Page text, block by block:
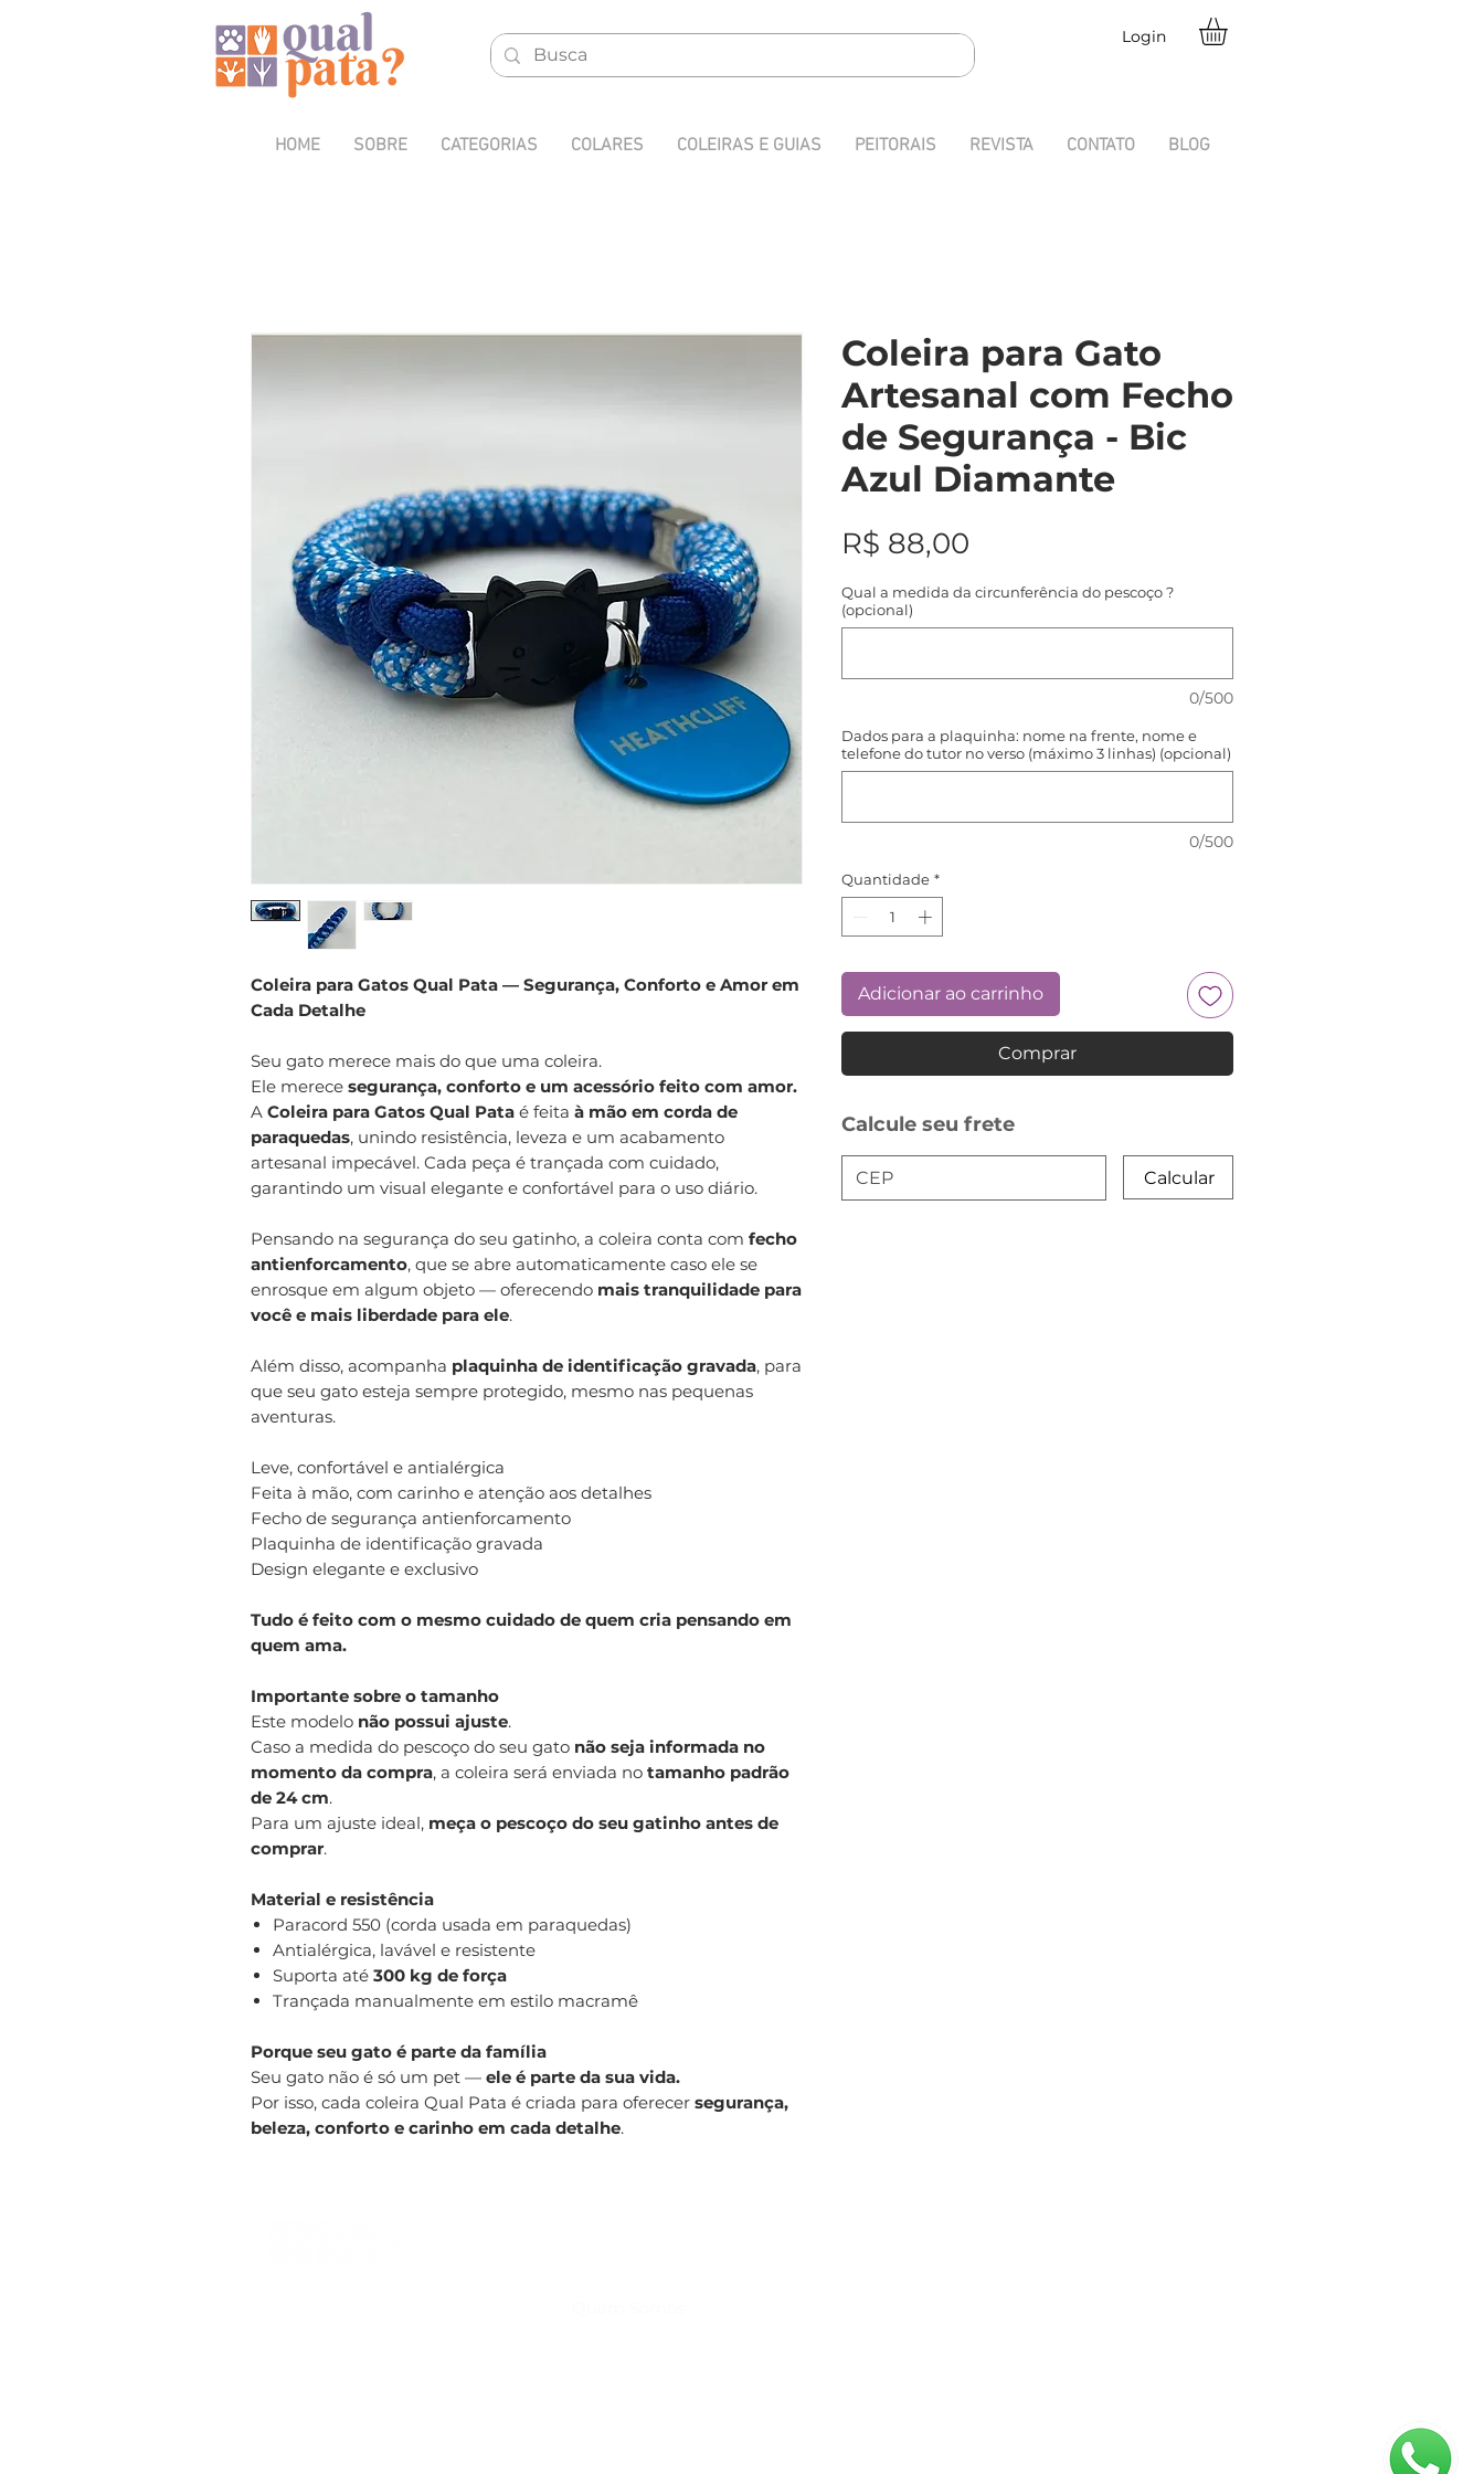
Login
HOME SOBRE CATEGORIAS COLARES COLEIRAS E GUIAS PEITORAIS REVISTA CONTATO BLOG
Coleira para Gatos Qual Pata — Segurança, Conforto e Amor em
Cada Detalhe
Seu gato merece mais do que uma coleira.
Ele merece segurança, conforto e um acessório feito com amor.
A Coleira para Gatos Qual Pata é feita à mão em corda de
paraquedas, unindo resistência, leveza e um acabamento
artesanal impecável. Cada peça é trançada com cuidado,
garantindo um visual elegante e confortável para o uso diário.
Pensando na segurança do seu gatinho, a coleira conta com fecho
antienforcamento, que se abre automaticamente caso ele se
enrosque em algum objeto — oferecendo mais tranquilidade para
você e mais liberdade para ele.
Além disso, acompanha plaquinha de identificação gravada, para
que seu gato esteja sempre protegido, mesmo nas pequenas
aventuras.
Leve, confortável e antialérgica
Feita à mão, com carinho e atenção aos detalhes
Fecho de segurança antienforcamento
Plaquinha de identificação gravada
Design elegante e exclusivo
Tudo é feito com o mesmo cuidado de quem cria pensando em
quem ama.
Importante sobre o tamanho
Este modelo não possui ajuste.
Caso a medida do pescoço do seu gato não seja informada no
momento da compra, a coleira será enviada no tamanho padrão
de 24 cm.
Para um ajuste ideal, meça o pescoço do seu gatinho antes de
comprar.
Material e resistência
Paracord 550 (corda usada em paraquedas)
Antialérgica, lavável e resistente
Suporta até 300 kg de força
Trançada manualmente em estilo macramê
Porque seu gato é parte da família
Seu gato não é só um pet — ele é parte da sua vida.
Por isso, cada coleira Qual Pata é criada para oferecer segurança,
beleza, conforto e carinho em cada detalhe.
Coleira para Gato
Artesanal com Fecho
de Segurança - Bic
Azul Diamante
R$ 88,00
Qual a medida da circunferência do pescoço ?
(opcional)
0/500
Dados para a plaquinha: nome na frente, nome e
telefone do tutor no verso (máximo 3 linhas) (opcional)
0/500
Quantidade *
Adicionar ao carrinho
Comprar
Calcule seu frete
Calcular